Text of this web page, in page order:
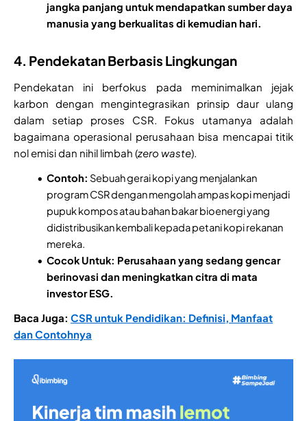
jangka panjang untuk mendapatkan sumber daya
manusia yang berkualitas di kemudian hari.
4. Pendekatan Berbasis Lingkungan
Pendekatan ini berfokus pada meminimalkan jejak
karbon dengan mengintegrasikan prinsip daur ulang
dalam setiap proses CSR. Fokus utamanya adalah
bagaimana operasional perusahaan bisa mencapai titik
nol emisi dan nihil limbah (zero waste).
Contoh: Sebuah gerai kopi yang menjalankan
program CSR dengan mengolah ampas kopi menjadi
pupuk kompos atau bahan bakar bioenergi yang
didistribusikan kembali kepada petani kopi rekanan
mereka.
Cocok Untuk: Perusahaan yang sedang gencar
berinovasi dan meningkatkan citra di mata
investor ESG.
Baca Juga: CSR untuk Pendidikan: Definisi, Manfaat
dan Contohnya